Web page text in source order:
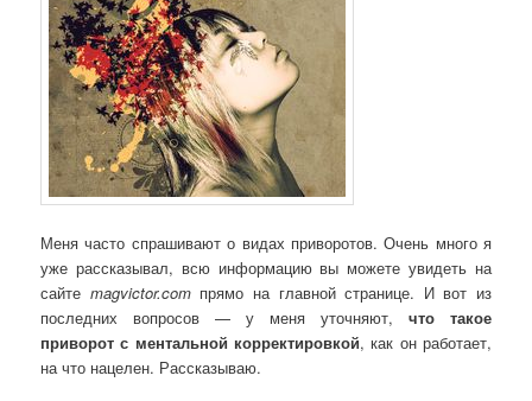
Меня часто спрашивают о видах приворотов. Очень много я
уже рассказывал, всю информацию вы можете увидеть на
сайте magvictor.comпрямо на главной странице. И вот из
последних вопросов — у меня уточняют, что такое
приворот с ментальной корректировкой, как он работает,
на что нацелен. Рассказываю.